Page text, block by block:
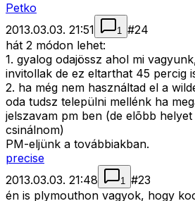
Petko
2013.03.03. 21:51
1 #24
hát 2 módon lehet:
1. gyalog odajössz ahol mi
invitollak de ez eltarthat 45 percig
2. ha még nem használtad el a
oda tudsz települni mellénk ha
jelszavam pm ben (de elõbb
csinálnom)
PM-eljünk a továbbiakban.
precise
2013.03.03. 21:48
1 #23
én is plymouthon vagyok, hogy